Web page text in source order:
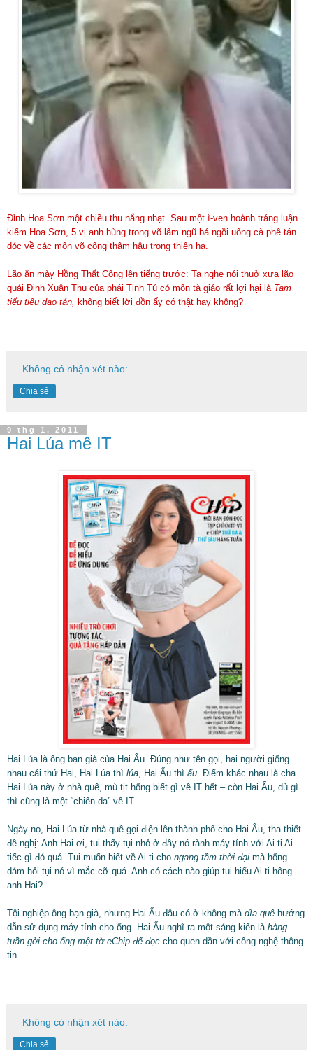
Đỉnh Hoa Sơn một chiều thu nắng nhạt. Sau một ì-ven hoành tráng luận
kiếm Hoa Sơn, 5 vị anh hùng trong võ lâm ngũ bá ngồi uống cà phê tán
dóc về các môn võ công thâm hậu trong thiên hạ.
Lão ăn mày Hồng Thất Công lên tiếng trước: Ta nghe nói thuở xưa lão
quái Đinh Xuân Thu của phái Tinh Tú có môn tà giáo rất lợi hại là Tam
tiếu tiêu dao tán, không biết lời đồn ấy có thật hay không?
Không có nhận xét nào:
Chia sẻ
9 thg 1, 2011
Hai Lúa mê IT
Hai Lúa là ông bạn già của Hai Ẩu. Đúng như tên gọi, hai người giống
nhau cái thứ Hai, Hai Lúa thì lúa , Hai Ẩu thì ẩu. Điểm khác nhau là cha
Hai Lúa này ở nhà quê, mù tịt hổng biết gì về IT hết – còn Hai Ẩu, dù gì
thì cũng là một “chiên da” về IT.
Ngày nọ, Hai Lúa từ nhà quê gọi điện lên thành phố cho Hai Ẩu, tha thiết
đề nghị: Anh Hai ơi, tui thấy tụi nhỏ ở đây nó rành máy tính với Ai-ti Ai-
tiếc gì đó quá. Tui muốn biết về Ai-ti cho ngang tầm thời đại mà hổng
dám hỏi tụi nó vì mắc cỡ quá. Anh có cách nào giúp tui hiểu Ai-ti hông
anh Hai?
Tội nghiệp ông bạn già, nhưng Hai Ẩu đâu có ở không mà dìa quê hướng
dẫn sử dụng máy tính cho ổng. Hai Ẩu nghĩ ra một sáng kiến là hàng
tuần gởi cho ổng một tờ eChip để đọc cho quen dần với công nghệ thông
tin.
Không có nhận xét nào:
Chia sẻ